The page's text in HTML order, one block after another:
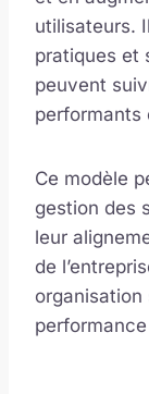
utilisateurs.
pratiques et
peuvent
performants
Ce modèle
gestion des
leur
de
organisation